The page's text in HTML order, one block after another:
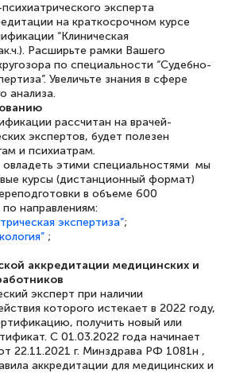
аттестации. Спасибо
5 уровня
2026
за курс
"Эксперт ЕГЭ по
и литературе". Много
помогли
к тестированию. Это
рекомендации,
на подготовку
помогает пройти
Спасибо!
эксперта
на краткосрочном курсе
“Клиническая
Расширьте рамки Вашего
по специальности “Судебно-
Увеличьте знания в сфере
анализа.
рассчитан на врачей-
экспертов, будет полезен
и психиатрам.
этими специальностями мы
курсы (дистанционный формат)
в объеме 600
направлениям:
экспертиза”;
;
аккредитации медицинских и
эксперт при наличии
которого истекает в 2022 году,
получить новый или
С 01.03.2022 года начинает
22.11.2021 г. Минздрава РФ 1081н ,
аккредитации для медицинских и